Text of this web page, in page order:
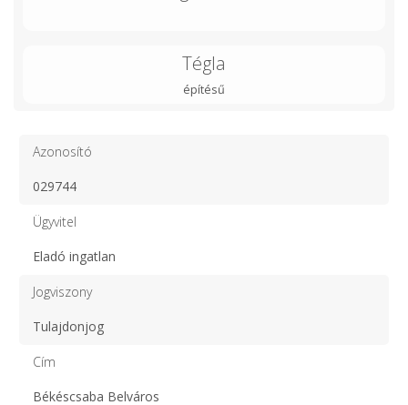
Tégla
építésű
Azonosító
029744
Ügyvitel
Eladó ingatlan
Jogviszony
Tulajdonjog
Cím
Békéscsaba Belváros